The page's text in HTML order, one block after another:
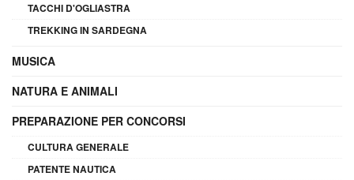
TACCHI D'OGLIASTRA
TREKKING IN SARDEGNA
MUSICA
NATURA E ANIMALI
PREPARAZIONE PER CONCORSI
CULTURA GENERALE
PATENTE NAUTICA